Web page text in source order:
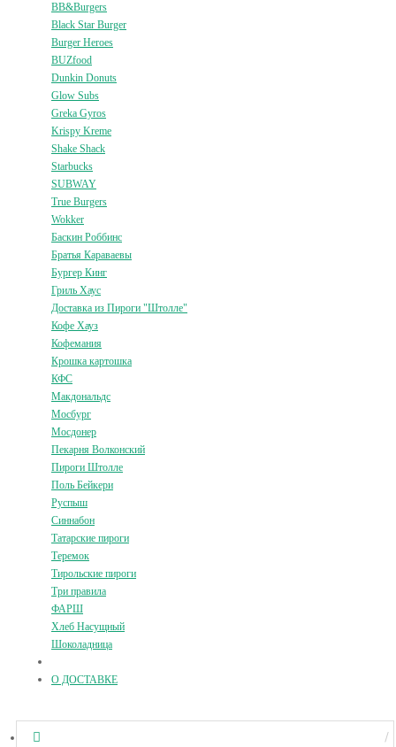
BB&Burgers
Black Star Burger
Burger Heroes
BUZfood
Dunkin Donuts
Glow Subs
Greka Gyros
Krispy Kreme
Shake Shack
Starbucks
SUBWAY
True Burgers
Wokker
Баскин Роббинс
Братья Караваевы
Бургер Кинг
Гриль Хаус
Доставка из Пироги "Штолле"
Кофе Хауз
Кофемания
Крошка картошка
КФС
Макдональдс
Мосбург
Мосдонер
Пекарня Волконский
Пироги Штолле
Поль Бейкери
Руспыш
Синнабон
Татарские пироги
Теремок
Тирольские пироги
Три правила
ФАРШ
Хлеб Насущный
Шоколадница
О ДОСТАВКЕ